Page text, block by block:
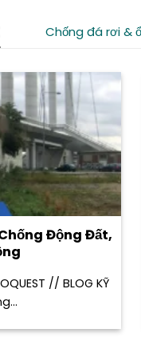
Chống đá rơi &
Động Đất,
// BLOG KỸ